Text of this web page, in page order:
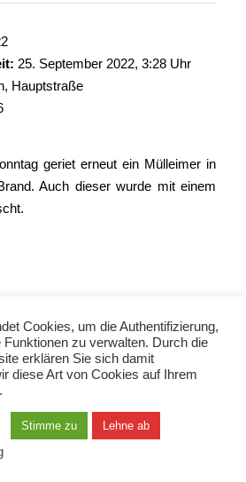
25. September 2022, 3:28 Uhr
Hauptstraße
geriet erneut ein Mülleimer in
Auch dieser wurde mit einem
Feuerwehr Wiesloch -Enfold Theme by Kriesi
Cookies, um die Authentifizierung,
Funktionen zu verwalten. Durch die
erklären Sie sich damit
diese Art von Cookies auf Ihrem
Stimme zu Lehne ab